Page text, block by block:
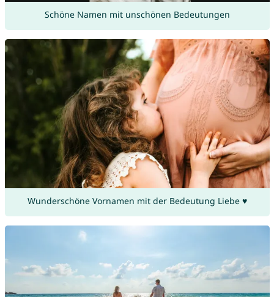
Schöne Namen mit unschönen Bedeutungen
Wunderschöne Vornamen mit der Bedeutung Liebe ♥